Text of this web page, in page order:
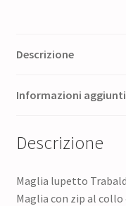
Descrizione
Informazioni
Descrizione
Maglia lupetto
Maglia con zip al